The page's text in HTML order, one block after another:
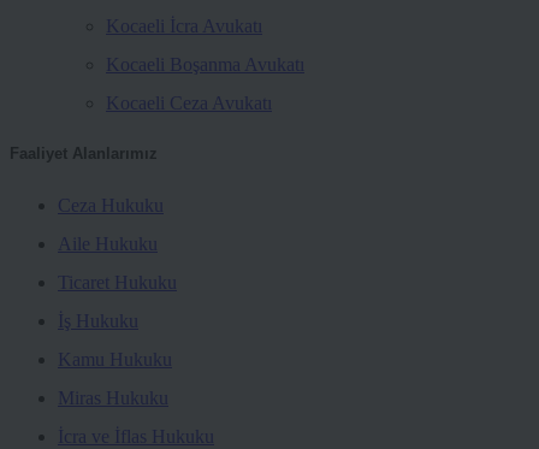
Kocaeli İcra Avukatı
Kocaeli Boşanma Avukatı
Kocaeli Ceza Avukatı
Faaliyet Alanlarımız
Ceza Hukuku
Aile Hukuku
Ticaret Hukuku
İş Hukuku
Kamu Hukuku
Miras Hukuku
İcra ve İflas Hukuku